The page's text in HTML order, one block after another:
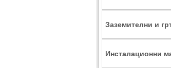
Заземителни и
Инсталационни